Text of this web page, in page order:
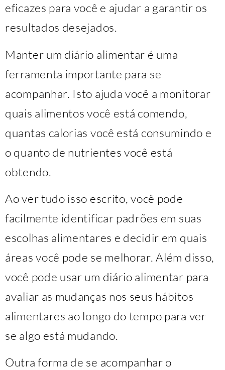
eficazes para você e ajudar a garantir os
resultados desejados.
Manter um diário alimentar é uma
ferramenta importante para se
acompanhar. Isto ajuda você a monitorar
quais alimentos você está comendo,
quantas calorias você está consumindo e
o quanto de nutrientes você está
obtendo.
Ao ver tudo isso escrito, você pode
facilmente identificar padrões em suas
escolhas alimentares e decidir em quais
áreas você pode se melhorar. Além disso,
você pode usar um diário alimentar para
avaliar as mudanças nos seus hábitos
alimentares ao longo do tempo para ver
se algo está mudando.
Outra forma de se acompanhar o